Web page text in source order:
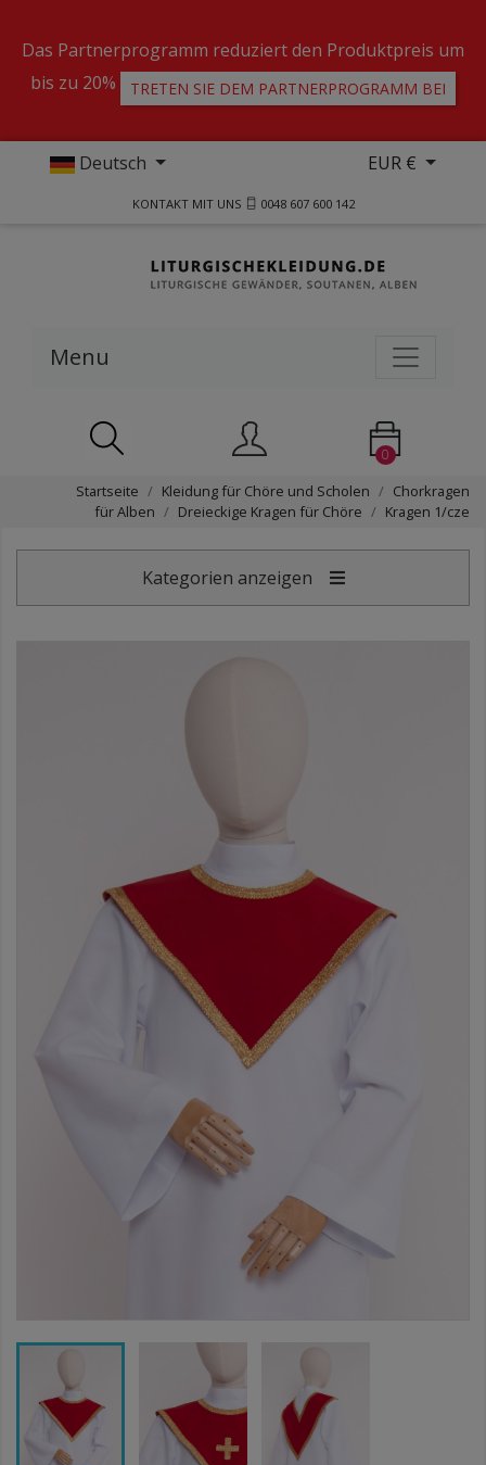
Das Partnerprogramm reduziert den Produktpreis um
bis zu 20%
TRETEN SIE DEM PARTNERPROGRAMM BEI
Deutsch EUR €
KONTAKT MIT UNS 0048 607 600 142
Menu
0
Startseite Kleidung für Chöre und Scholen
Chorkragen
für Alben
Dreieckige Kragen für Chöre Kragen 1/cze
Kategorien anzeigen